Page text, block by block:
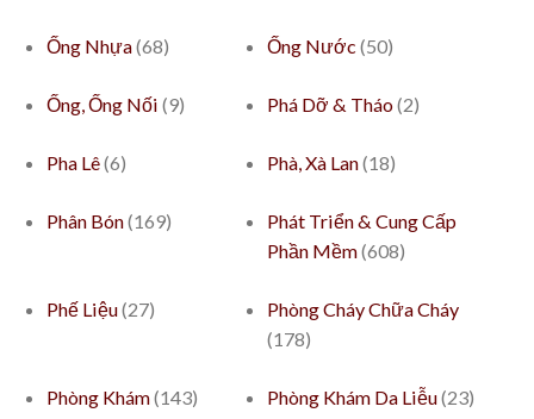
Ống Nhựa(68) Ống Nước(50)
Ống, Ống Nối (9) Phá Dỡ & Tháo(2)
Pha Lê(6) Phà, Xà Lan(18)
Phân Bón(169)
Phát Triển & Cung Cấp
Phần Mềm(608)
Phế Liệu(27)
Phòng Cháy Chữa Cháy
(178)
Phòng Khám(143) Phòng Khám Da Liễu(23)